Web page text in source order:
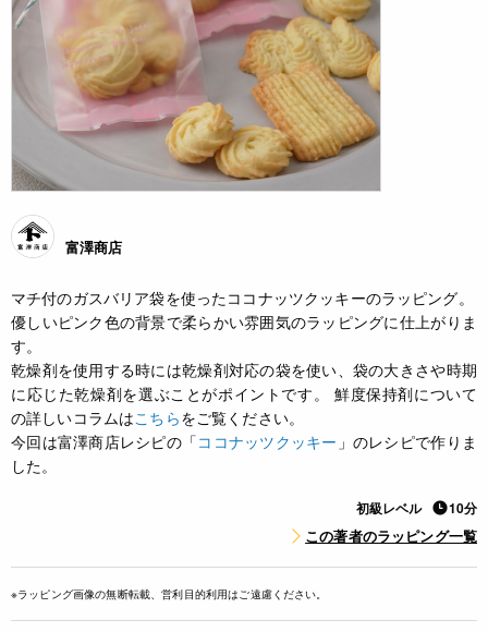
富澤商店
マチ付のガスバリア袋を使ったココナッツクッキーのラッピング。
優しいピンク色の背景で柔らかい雰囲気のラッピングに仕上がりま
す。
乾燥剤を使用する時には乾燥剤対応の袋を使い、袋の大きさや時期
に応じた乾燥剤を選ぶことがポイントです。 鮮度保持剤について
の詳しいコラムはこちらをご覧ください。
今回は富澤商店レシピの「ココナッツクッキー 」のレシピで作りま
した。
初級レベル 10分
この著者のラッピング一覧
※ラッピング画像の無断転載、営利目的利用はご遠慮ください。